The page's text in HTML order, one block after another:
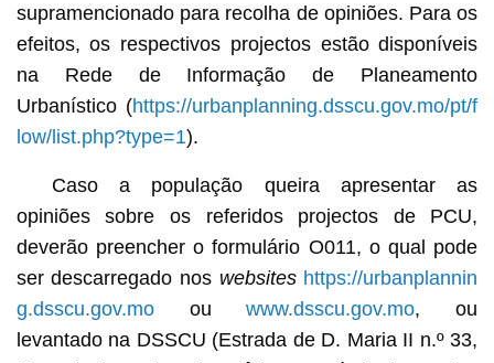
supramencionado para recolha de opiniões. Para os
efeitos, os respectivos projectos estão disponíveis
na Rede de Informação de Planeamento
Urbanístico (https://urbanplanning.dsscu.gov.mo/pt/f
low/list.php?type=1).
Caso a população queira apresentar as
opiniões sobre os referidos projectos de PCU,
deverão preencher o formulário O011, o qual pode
ser descarregado nos websites https://urbanplannin
g.dsscu.gov.moouwww.dsscu.gov.mo, ou
levantado na DSSCU (Estrada de D. Maria II n.º 33,